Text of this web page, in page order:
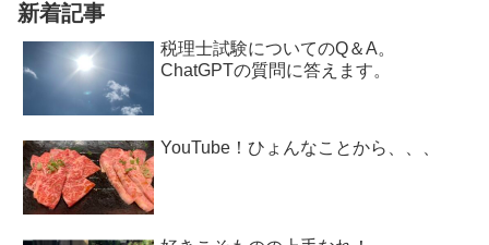
新着記事
税理士試験についてのQ＆A。
ChatGPTの質問に答えます。
YouTube！ひょんなことから、、、